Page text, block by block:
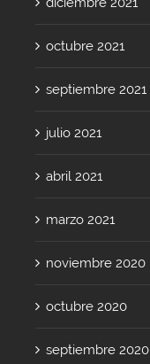
octubre 2021
septiembre 2021
julio 2021
abril 2021
marzo 2021
noviembre 2020
octubre 2020
septiembre 2020